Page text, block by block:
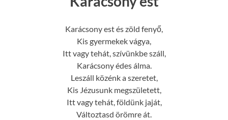
Karácsony est és zöld fenyő,
Kis gyermekek vágya,
Itt vagy tehát, szívünkbe száll,
Karácsony édes álma.
Leszáll közénk a szeretet,
Kis Jézusunk megszületett,
Itt vagy tehát, földünk jaját,
Változtasd örömre át.